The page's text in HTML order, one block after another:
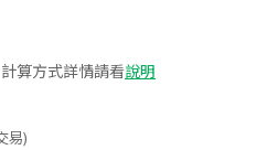
算方式詳情請看說明
易)